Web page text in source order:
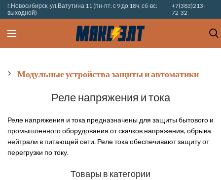
г.Новосибирск, ул.Ватутина 11 (пн-пт: с 9 до 18ч, сб-вс:
выходной)
+7(383)213-
72-32
Модульные устройства защиты и автоматики
Реле напряжения и тока
Реле напряжения и тока предназначены для защиты бытового и
промышленного оборудования от скачков напряжения, обрыва
нейтрали в питающей сети. Реле тока обеспечивают защиту от
перегрузки по току.
Товары в категории